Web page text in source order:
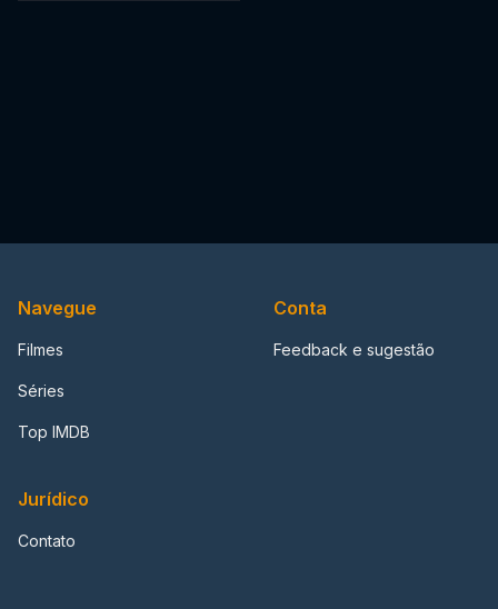
Navegue
Filmes
Séries
Top IMDB
Conta
Feedback e sugestão
Jurídico
Contato